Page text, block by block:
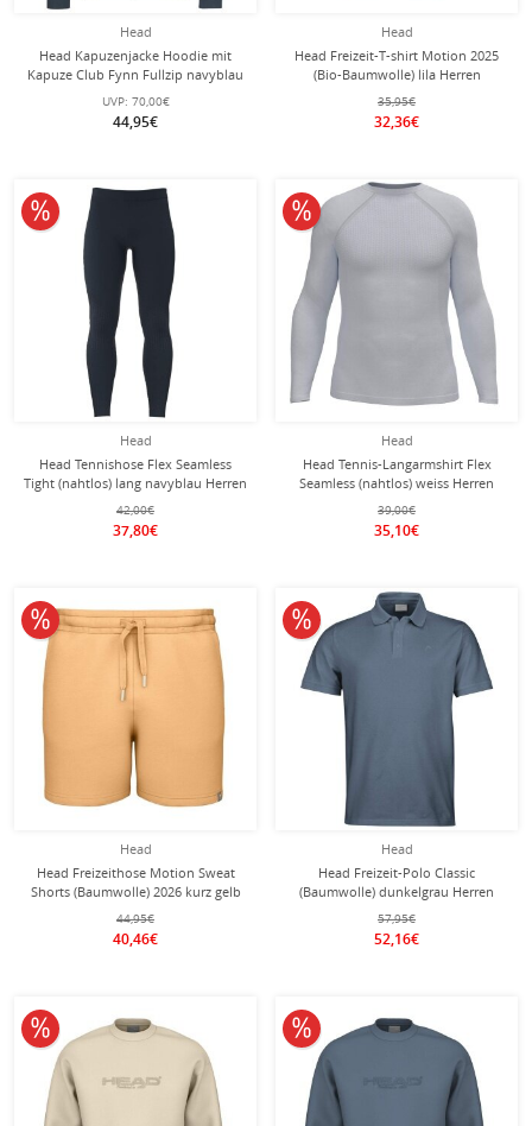
Head
Head Kapuzenjacke Hoodie mit
Kapuze Club Fynn Fullzip navyblau
Herren
UVP: 70,00€
44,95€
Head
Head Freizeit-T-shirt Motion 2025
(Bio-Baumwolle) lila Herren
35,95€
32,36€
Head
Head Tennishose Flex Seamless
Tight (nahtlos) lang navyblau Herren
42,00€
37,80€
10% reduziert
Head
Head Tennis-Langarmshirt Flex
Seamless (nahtlos) weiss Herren
39,00€
35,10€
10% reduziert
Head
Head Freizeithose Motion Sweat
Shorts (Baumwolle) 2026 kurz gelb
Herren
44,95€
40,46€
10% reduziert
Head
Head Freizeit-Polo Classic
(Baumwolle) dunkelgrau Herren
57,95€
52,16€
10% reduziert
10% reduziert 10% reduziert